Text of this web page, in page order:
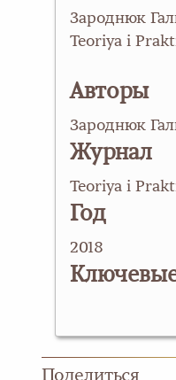
Зароднюк
Teoriya i
Авторы
Зароднюк
Журнал
Teoriya i
Год
2018